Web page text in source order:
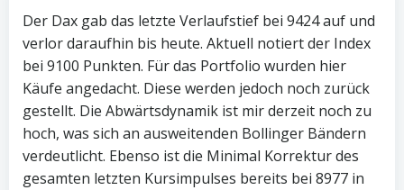
Der Dax gab das letzte Verlaufstief bei 9424 auf und
verlor daraufhin bis heute. Aktuell notiert der Index
bei 9100 Punkten. Für das Portfolio wurden hier
Käufe angedacht. Diese werden jedoch noch zurück
gestellt. Die Abwärtsdynamik ist mir derzeit noch zu
hoch, was sich an ausweitenden Bollinger Bändern
verdeutlicht. Ebenso ist die Minimal Korrektur des
gesamten letzten Kursimpulses bereits bei 8977 in